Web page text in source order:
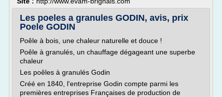
Les poeles a granules GODIN, avis, prix
Poele GODIN
Poêle à bois, une chaleur naturelle et douce !
Poêle à granulés, un chauffage dégageant une superbe
chaleur
Les poêles à granulés Godin
Créé en 1840, l'entreprise Godin compte parmi les
premières entreprises Françaises de production de